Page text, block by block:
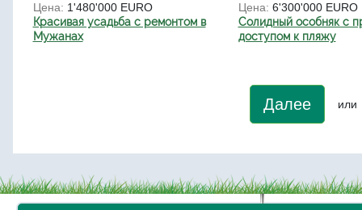
Цена: 1'480'000 EURO
Красивая усадьба с ремонтом в
Мужанах
Цена: 6'300'000 EURO
Солидный особняк с
доступом к пляжу
Далее или